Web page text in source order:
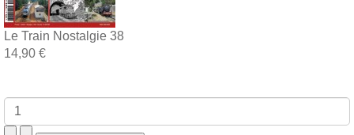
Le Train Nostalgie 38
14,90 €